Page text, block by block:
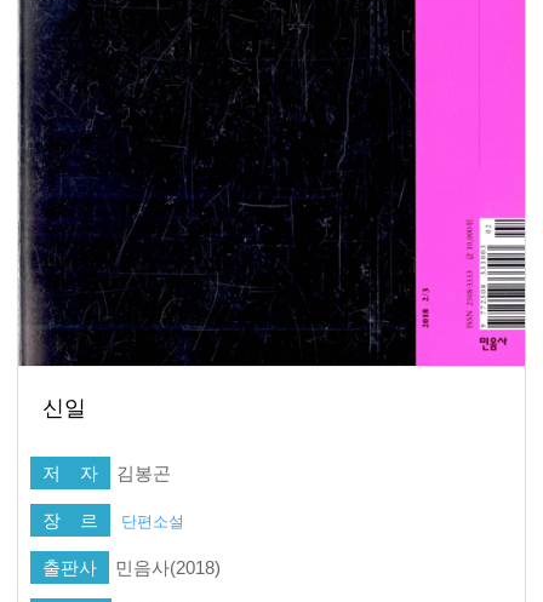
신일
저 자 김봉곤
장 르 단편소설
출판사 민음사(2018)